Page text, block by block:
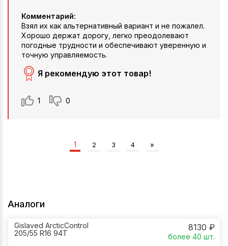
Комментарий:
Взял их как альтернативный вариант и не пожалел.
Хорошо держат дорогу, легко преодолевают
погодные трудности и обеспечивают уверенную и
точную управляемость.
Я рекомендую этот товар!
1 0
1 2 3 4 »
Аналоги
Gislaved ArcticControl
205/55 R16 94T
8130 ₽
более 40 шт.